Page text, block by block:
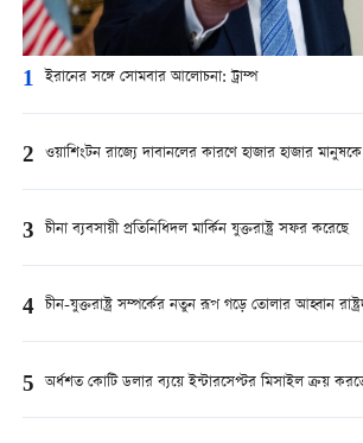
1 ইরানের সঙ্গে সোমবার আলোচনা: ট্রাম্প
2 ওয়াশিংটন রাজ্যে দাবানলের কারণে হাজার হাজার
3 চীনা ব্যবসায়ী প্রতিনিধিদল মার্কিন যুক্তরাষ্ট্র সফর করেছে
4 চীন-যুক্তরাষ্ট্র সম্পর্কের নতুন রূপ গড়ে তোলার আহ্বান
5 অর্ধশত কোটি ডলার ব্যয়ে ইন্টারসেপ্টর মিসাইল ক্রয়